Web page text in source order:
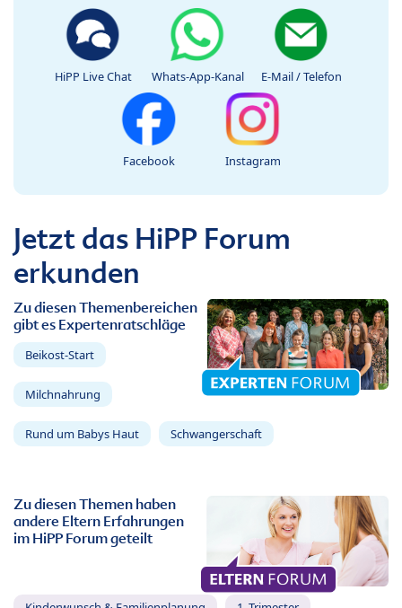
HiPP Live Chat Whats-App-Kanal E-Mail / Telefon
Facebook Instagram
Jetzt das HiPP Forum
erkunden
Zu diesen Themenbereichen
gibt es Expertenratschläge
Beikost-Start
Milchnahrung
Rund um Babys Haut Schwangerschaft
Zu diesen Themen haben
andere Eltern Erfahrungen
im HiPP Forum geteilt